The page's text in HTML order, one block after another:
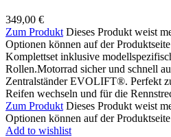
349,00 €
Zum Produkt Dieses Produkt weist
Optionen können auf der
Komplettset inklusive
Rollen.Motorrad sicher und schnell
Zentralständer EVOLIFT®. Perfekt
Reifen wechseln und für die
Zum Produkt Dieses Produkt weist
Optionen können auf der
Add to wishlist